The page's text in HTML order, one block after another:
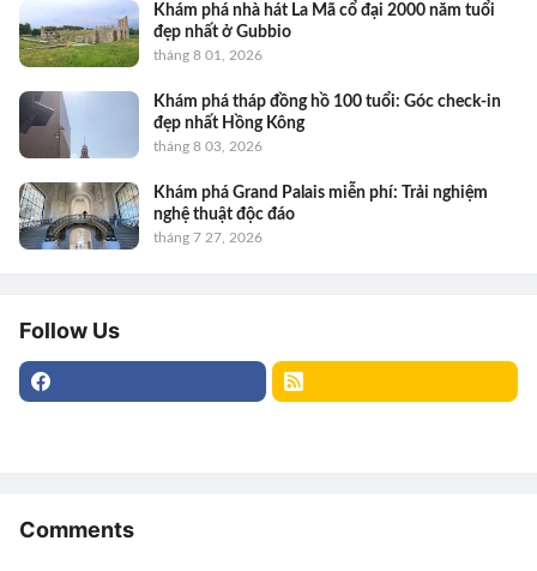
Khám phá nhà hát La Mã cổ đại 2000 năm tuổi
đẹp nhất ở Gubbio
tháng 8 01, 2026
Khám phá tháp đồng hồ 100 tuổi: Góc check-in
đẹp nhất Hồng Kông
tháng 8 03, 2026
Khám phá Grand Palais miễn phí: Trải nghiệm
nghệ thuật độc đáo
tháng 7 27, 2026
Follow Us
Comments